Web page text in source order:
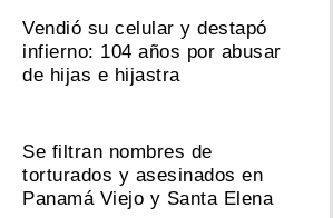
Vendió su celular y destapó
infierno: 104 años por abusar
de hijas e hijastra
Se filtran nombres de
torturados y asesinados en
Panamá Viejo y Santa Elena